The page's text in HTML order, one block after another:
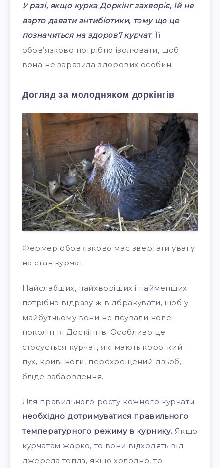
У разі, якщо курка Доркінг захворіє, їй не
варто давати антибіотики, тому що це
позначиться на здоров’ї курчат. Її
обов’язково потрібно ізолювати, щоб
вона не заразила здорових особин.
Догляд за молодняком доркінгів
Фермер обов’язково має звертати увагу
на стан курчат.
Найслабших, найхворіших і найменших
потрібно відразу ж відбракувати, щоб у
майбутньому вони не псували нове
покоління Доркінгів. Особливо це
стосується курчат, які мають короткий
пух, криві ноги, перехрещений дзьоб,
бліде забарвлення.
Для правильного росту кожного курчати
необхідно дотримуватися правильного
температурного режиму в курнику. Якщо
курчатам жарко, то вони відходять від
джерела тепла, якщо холодно, то